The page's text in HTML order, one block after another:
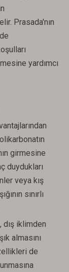
Prasada'nın
yardımcı
girmesine
duydukları
veya kış
sınırlı
dış iklimden
almasını
de